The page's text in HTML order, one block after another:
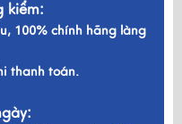
kiểm:
100% chính hãng làng
thanh toán.